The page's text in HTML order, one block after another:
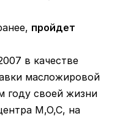
пройдет
в качестве
масложировой
году своей жизни
M,O,C, на